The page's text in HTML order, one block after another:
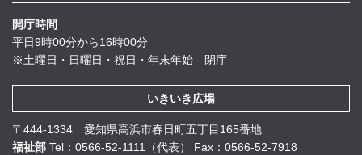
開庁時間
平日9時00分から16時00分
※土曜日・日曜日・祝日・年末年始 閉庁
いきいき広場
〒444-1334 愛知県高浜市春日町五丁目165番地
福祉部 Tel：0566-52-1111（代表）
Fax：0566-52-7918